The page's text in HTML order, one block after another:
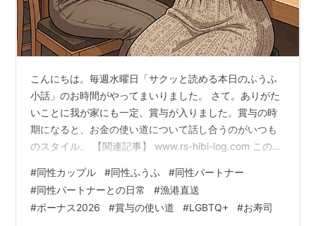
こんにちは。毎週水曜日「サクッと読める本日のふうふ
小話」のお時間がやってまいりました。 さて。ありがた
いことに我が家にも一定、賞与が入りました。賞与の時
期になると、お金の使い道について話し合うのがいつも
のスタイル。 【関連記事】 www.rs-hibi-log.com この夏
切り…と決めた宮古島旅行のためにお金を使うことにし
た我が家。残りは貯金です。 そして、ボーナスのタイミ
ングでいつも行くところがあります。 なんかほしいもの
#同性カップル #同性ふうふ #同性パートナー
#同性パートナーとの日常 #漁港直送
#ボーナス2026 #賞与の使い道 #LGBTQ+ #お寿司